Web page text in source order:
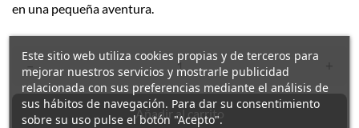
en una pequeña aventura.
– +
Añadir al carrito
Este sitio web utiliza cookies propias y de terceros para
mejorar nuestros servicios y mostrarle publicidad
relacionada con sus preferencias mediante el análisis de
sus hábitos de navegación. Para dar su consentimiento
sobre su uso pulse el botón "Acepto".